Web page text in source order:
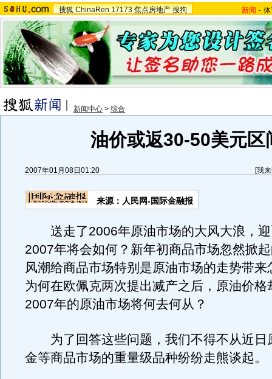
搜狐 ChinaRen 17173 焦点房地产 搜狗 新闻 -
新闻中心 > 综合
油价或返30-50美元区
2007年01月08日01:20 [我
来源：人民网-国际金融报
送走了2006年原油市场的大风大浪，迎
2007年将会如何？新年初商品市场忽然掀
风潮给商品市场特别是原油市场的走势带来
为何在欧佩克两次提出减产之后，原油价格
2007年的原油市场将何去何从？
为了回答这些问题，我们不得不从近日
金等商品市场的重量级品种纷纷走熊谈起。